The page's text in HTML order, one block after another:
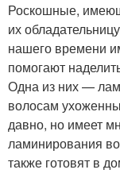
Роскошные,
их
нашего времени
помогают
Одна из них —
волосам
давно, но имеет
ламинирования
также готовят в